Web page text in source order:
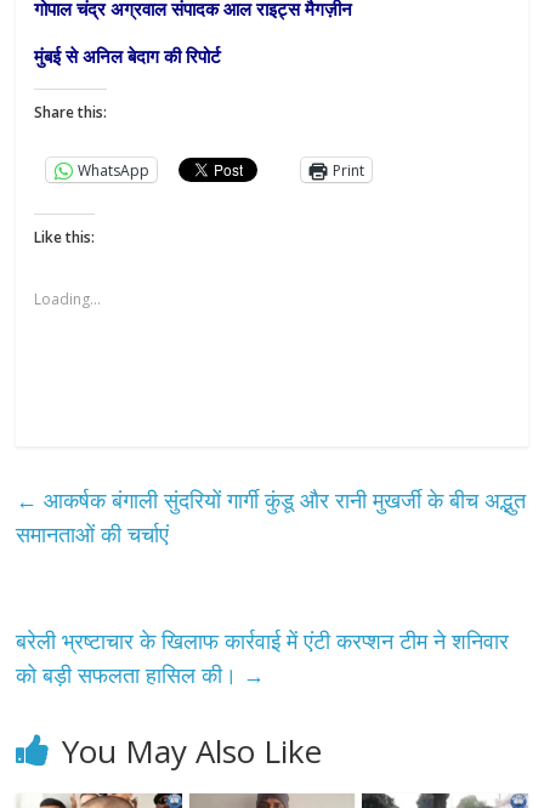
गोपाल चंद्र अग्रवाल संपादक आल राइट्स मैगज़ीन
मुंबई से अनिल बेदाग की रिपोर्ट
Share this:
WhatsApp Print
Like this:
Loading...
← आकर्षक बंगाली सुंदरियों गार्गी कुंडू और रानी मुखर्जी के बीच अद्भुत
समानताओं की चर्चाएं
बरेली भ्रष्टाचार के खिलाफ कार्रवाई में एंटी करप्शन टीम ने शनिवार
को बड़ी सफलता हासिल की। →
You May Also Like